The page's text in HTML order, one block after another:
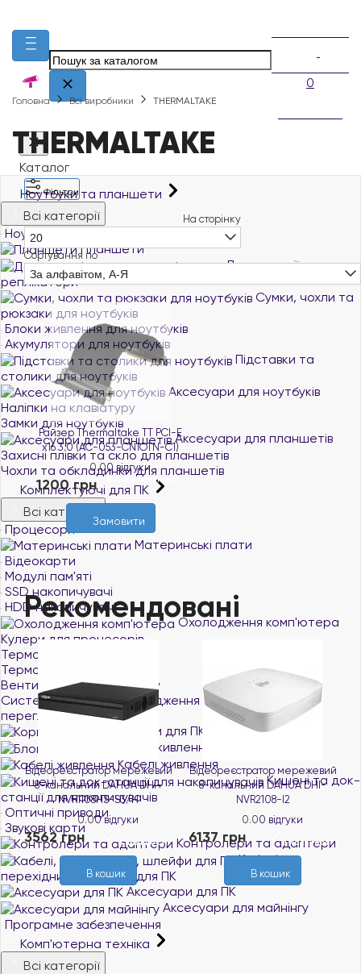
0
Каталог
Ноутбуки та планшети
Всі категорії
Ноутбуки й ультрабуки
Планшети
Док-станції та порт-
реплікатори
Сумки, чохли та
рюкзаки для ноутбуків
Блоки живлення для ноутбуків
Акумулятори для ноутбуків
Підставки та
столики для ноутбуків
Аксесуари для ноутбуків
Наліпки на клавіатуру
Замки для ноутбуків
Аксесуари для планшетів
Захисні плівки та скло для планшетів
Чохли та обкладинки для планшетів
Комплектуючі для ПК
Всі категорії
Процесори
Материнські плати
Відеокарти
Модулі пам'яті
SSD накопичувачі
HDD накопичувачі
Охолодження комп'ютера
Кулери для процесорів
Термопасти
Термопрокладки
Вентилятори для корпусу
Системи водяного охолодження
переглянути все
Корпуси для ПК
Блоки живлення
Кабелі живлення
Кишені та док-
станції для накопичувачів
Оптичні приводи
Звукові карти
Контролери та адаптери
Кабелі,
перехідники, шлейфи для ПК
Аксесуари для ПК
Аксесуари для майнінгу
Програмне забезпечення
Комп'ютерна техніка
Всі категорії
Головна Всі виробники THERMALTAKE
THERMALTAKE
Фільтри
На сторінку
20
Сортування по
За алфавітом, А-Я
Райзер Thermaltake TT PCI-E
x16 3.0 (AC-053-CN1OTN-C1)
0.00 відгуки
Нема в наявності
1200 грн
Замовити
Рекомендовані
Відеореєстратор мережевий
8-канальний DAHUA DHI-
NVR1108HS-S3/H
0.00 відгуки
В наявності
3562 грн
В кошик
Відеореєстратор мережевий
8-канальний DAHUA DHI-
NVR2108-I2
0.00 відгуки
В наявності
6137 грн
В кошик